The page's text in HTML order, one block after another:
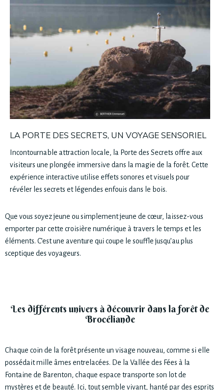
LA PORTE DES SECRETS, UN VOYAGE SENSORIEL
Incontournable attraction locale, la Porte des Secrets offre aux
visiteurs une plongée immersive dans la magie de la forêt. Cette
expérience interactive utilise effets sonores et visuels pour
révéler les secrets et légendes enfouis dans le bois.
Que vous soyez jeune ou simplement jeune de cœur, laissez-vous
emporter par cette croisière numérique à travers le temps et les
éléments. C’est une aventure qui coupe le souffle jusqu’au plus
sceptique des voyageurs.
Les différents univers à découvrir dans la forêt de
Brocéliande
Chaque coin de la forêt présente un visage nouveau, comme si elle
possédait mille âmes entrelacées. De la Vallée des Fées à la
Fontaine de Barenton, chaque espace transporte son lot de
mystères et de beauté. Ici, tout semble vivant, hanté par des esprits